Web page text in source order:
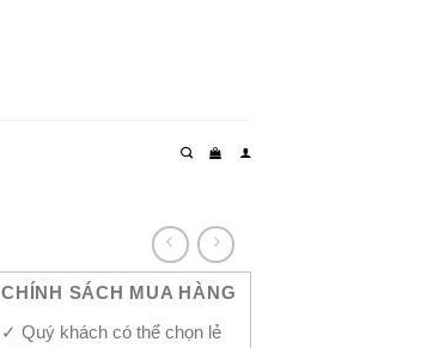
CHÍNH SÁCH MUA HÀNG
✓ Quý khách có thể chọn lẻ